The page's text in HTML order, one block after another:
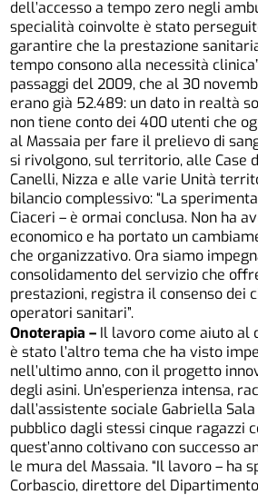
dell’accesso a tempo zero negli
specialità coinvolte è stato
garantire che la prestazione
tempo consono alla necessità
passaggi del 2009, che al 30
erano già 52.489: un dato in realtà
non tiene conto dei 400 utenti che
al Massaia per fare il prelievo di
si rivolgono, sul territorio, alle Case
Canelli, Nizza e alle varie Unità
bilancio complessivo: “La
Ciaceri – è ormai conclusa. Non ha
economico e ha portato un
che organizzativo. Ora siamo
consolidamento del servizio che
prestazioni, registra il consenso dei
operatori sanitari”.
Onoterapia – Il lavoro come aiuto al
è stato l’altro tema che ha visto
nell’ultimo anno, con il progetto
degli asini. Un’esperienza intensa,
dall’assistente sociale Gabriella
pubblico dagli stessi cinque ragazzi
quest’anno coltivano con successo
le mura del Massaia. “Il lavoro – ha
Corbascio, direttore del